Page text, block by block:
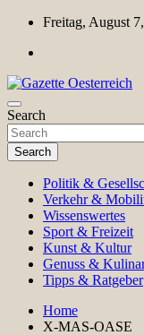
Skip
content
Freitag, August
Gazette
Magazin für Freizeit,
Search
Search
Politik &
Verkehr &
Wissenswertes
Sport & Freizeit
Kunst & Kultur
Genuss &
Tipps & Ratgeber
Home
X-MAS-OASE